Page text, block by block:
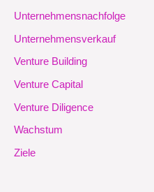
Unternehmensnachfolge
Unternehmensverkauf
Venture Building
Venture Capital
Venture Diligence
Wachstum
Ziele